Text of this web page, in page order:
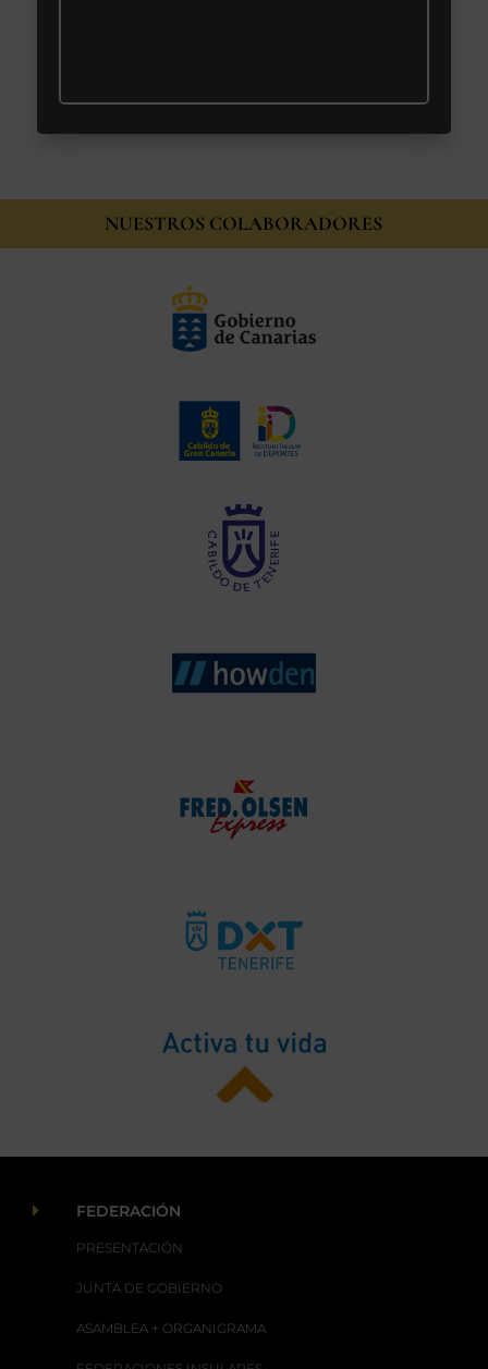
NUESTROS COLABORADORES
E FEDERACIÓN
PRESENTACIÓN
JUNTA DE GOBIERNO
ASAMBLEA + ORGANIGRAMA